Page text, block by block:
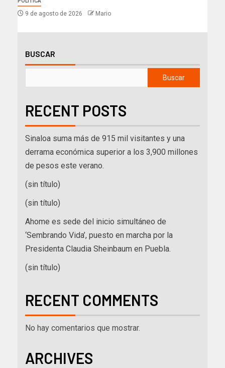
9 de agosto de 2026 Mario
BUSCAR
Buscar
RECENT POSTS
Sinaloa suma más de 915 mil visitantes y una
derrama económica superior a los 3,900 millones
de pesos este verano.
(sin título)
(sin título)
Ahome es sede del inicio simultáneo de
‘Sembrando Vida’, puesto en marcha por la
Presidenta Claudia Sheinbaum en Puebla.
(sin título)
RECENT COMMENTS
No hay comentarios que mostrar.
ARCHIVES